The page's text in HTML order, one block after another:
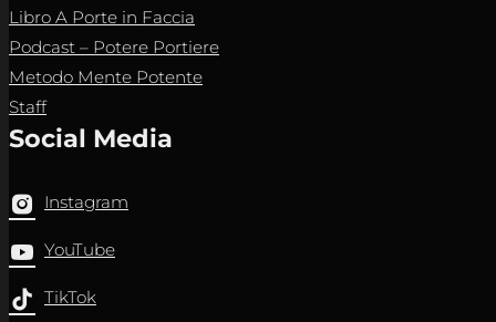
Libro A Porte in Faccia
Podcast – Potere Portiere
Metodo Mente Potente
Staff
Social Media
Instagram
YouTube
TikTok